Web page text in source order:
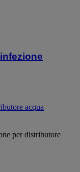
acqua
per distributore